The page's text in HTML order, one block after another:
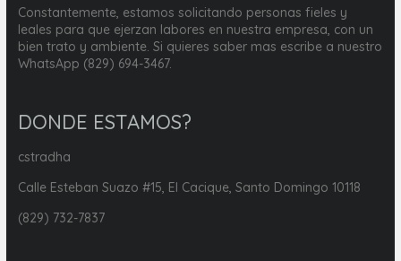
Constantemente, estamos solicitando personas fieles y
leales para que ejerzan labores en nuestra empresa, con un
bien trato y ambiente. Si quieres saber mas escribe a nuestro
WhatsApp (829) 694-3467.
DONDE ESTAMOS?
cstradha
Calle Esteban Suazo #15, El Cacique, Santo Domingo 10118
(829) 732-7837